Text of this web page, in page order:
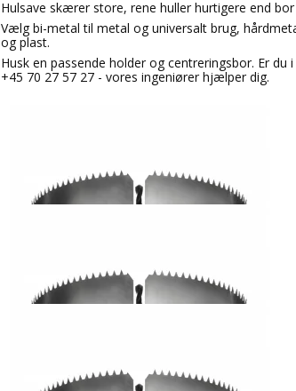
Hulsave skærer store, rene huller hurtigere end
Vælg bi-metal til metal og universalt brug,
og plast.
Husk en passende holder og centreringsbor. Er
+45 70 27 57 27 - vores ingeniører hjælper dig.